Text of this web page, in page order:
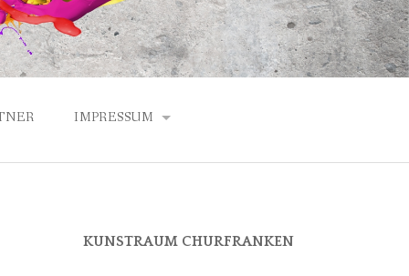
IMPRESSUM
DATENSCHUTZERKLÄRUNG
KUNSTRAUM CHURFRANKEN